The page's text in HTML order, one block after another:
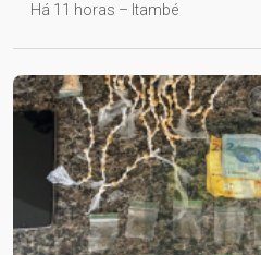
Há 11 horas – Itambé